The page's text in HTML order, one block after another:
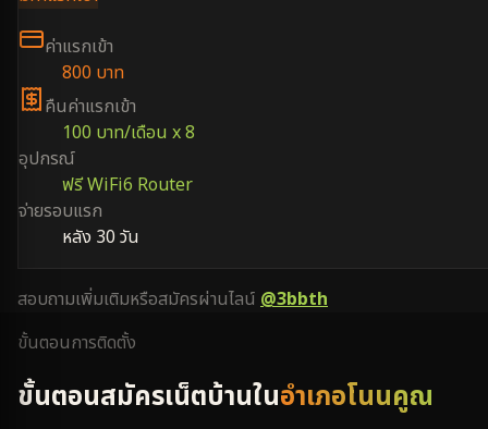
ค่าแรกเข้า
800 บาท
คืนค่าแรกเข้า
100 บาท/เดือน x 8
อุปกรณ์
ฟรี WiFi6 Router
จ่ายรอบแรก
หลัง 30 วัน
สอบถามเพิ่มเติมหรือสมัครผ่านไลน์ @3bbth
ขั้นตอนการติดตั้ง
ขั้นตอนสมัครเน็ตบ้านในอำเภอโนนคูณ